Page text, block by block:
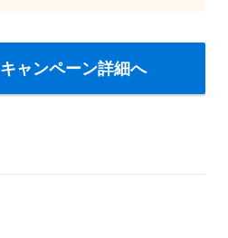
キャンペーン詳細へ